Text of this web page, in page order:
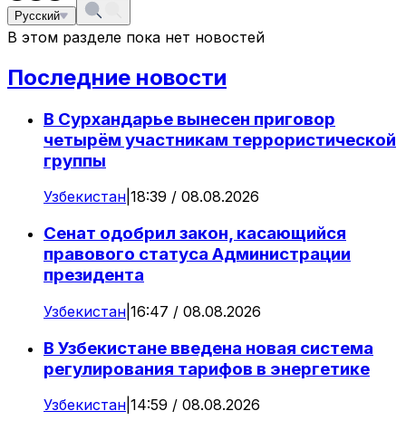
Русский
В этом разделе пока нет новостей
Последние новости
В Сурхандарье вынесен приговор
четырём участникам террористической
группы
Узбекистан 18:39 / 08.08.2026
Сенат одобрил закон, касающийся
правового статуса Администрации
президента
Узбекистан 16:47 / 08.08.2026
В Узбекистане введена новая система
регулирования тарифов в энергетике
Узбекистан 14:59 / 08.08.2026